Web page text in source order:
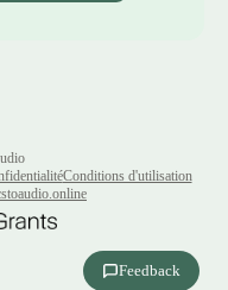
Conditions d'utilisation
Feedback